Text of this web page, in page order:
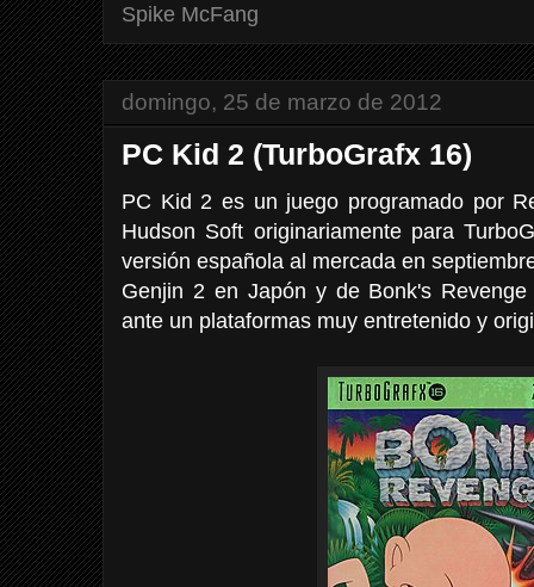
Spike McFang
domingo, 25 de marzo de 2012
PC Kid 2 (TurboGrafx 16)
PC Kid 2 es un juego programado por
Hudson Soft originariamente para
versión española al mercada en
Genjin 2 en Japón y de Bonk's
ante un plataformas muy entretenido y